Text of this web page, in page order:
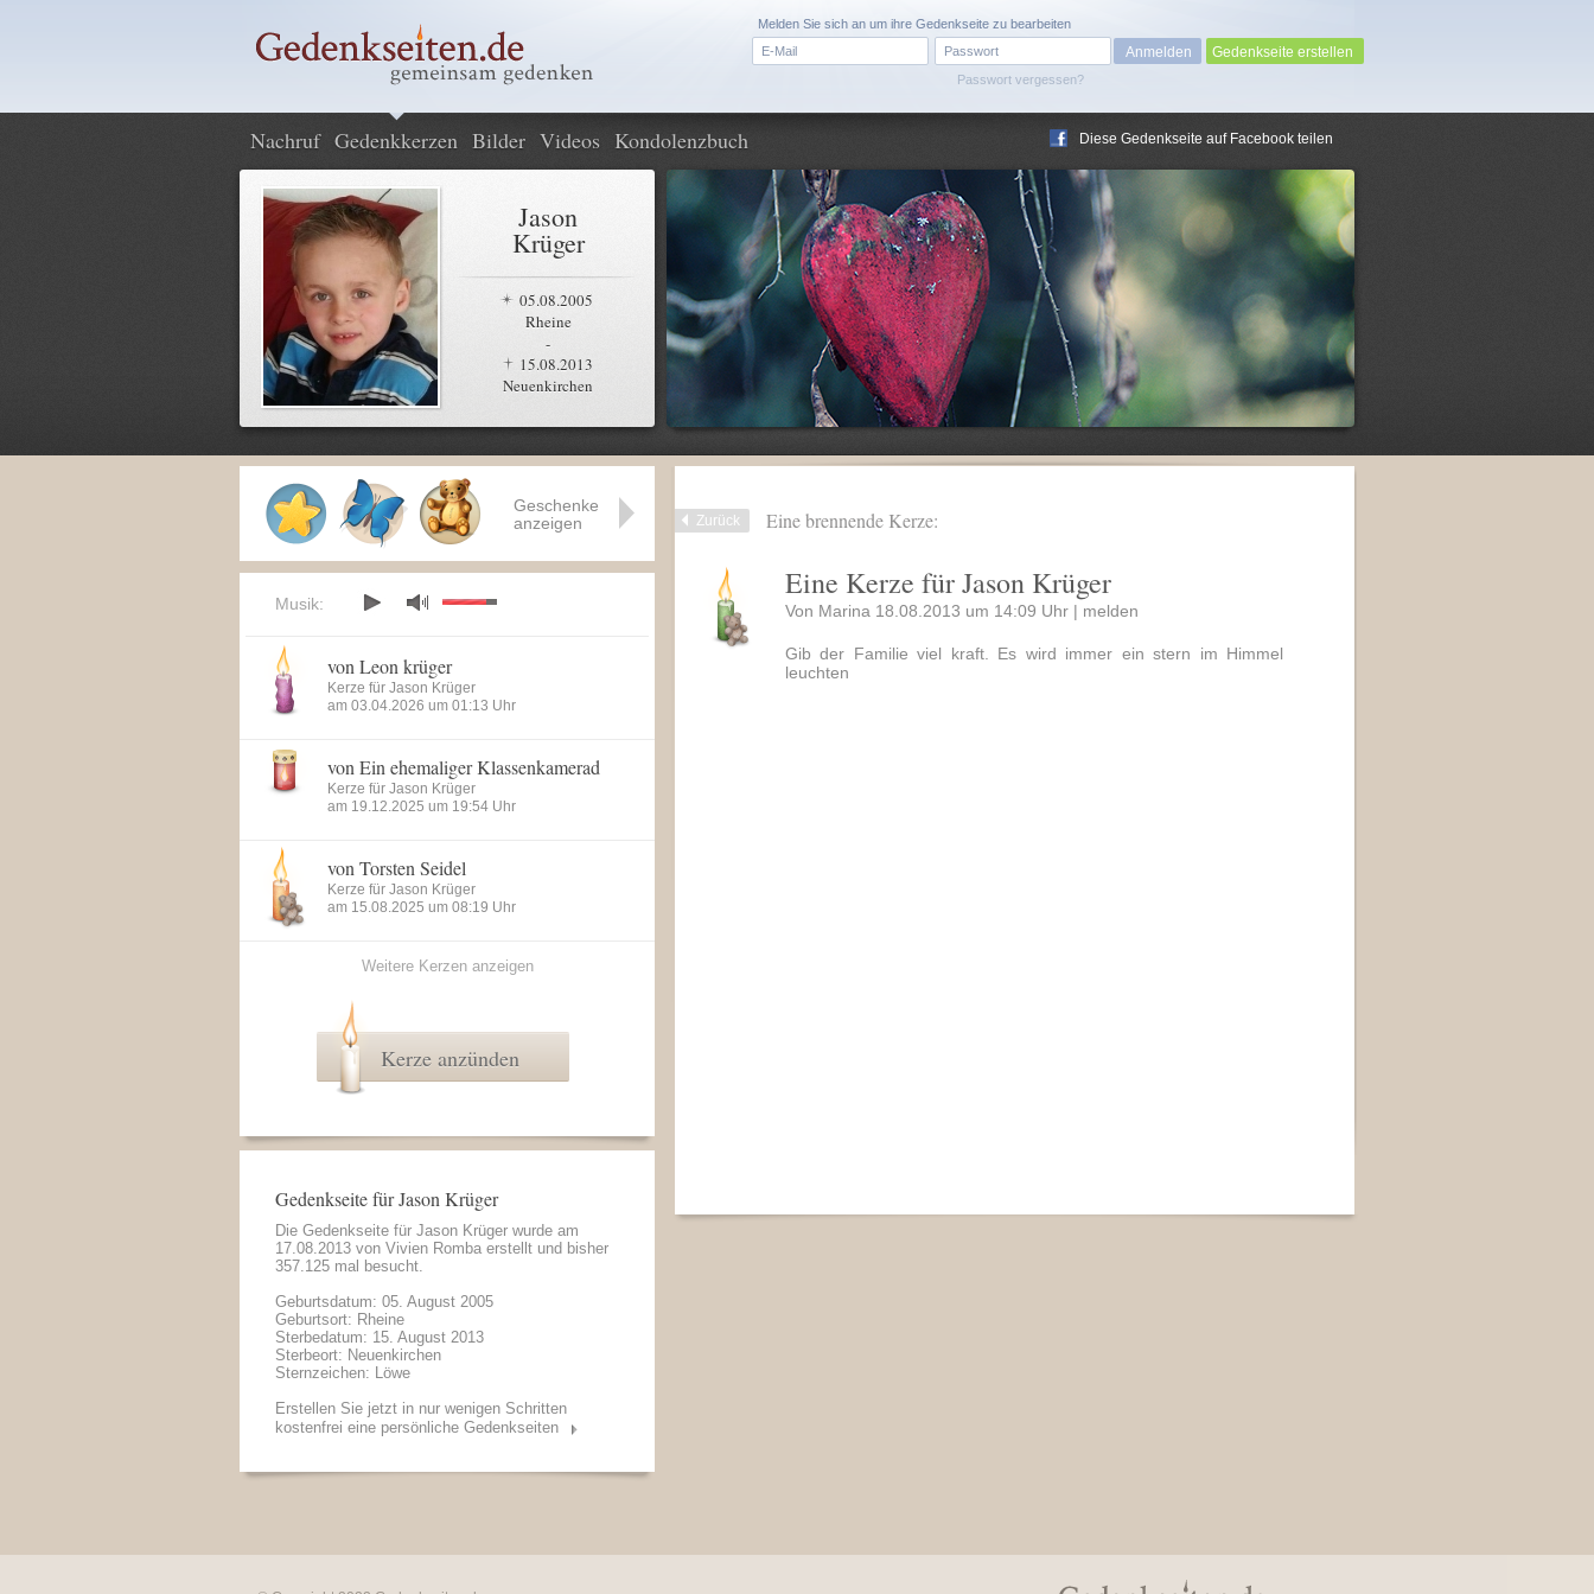
Passwort vergessen?
Melden Sie sich an um ihre Gedenkseite zu bearbeiten
Gedenkseite erstellen
Nachruf Gedenkkerzen Bilder Videos Kondolenzbuch Diese Gedenkseite auf Facebook teilen
Jason
Krüger
05.08.2005
Rheine
-
15.08.2013
Neuenkirchen
Zurück Eine brennende Kerze:
Eine Kerze für Jason Krüger
Von Marina 18.08.2013 um 14:09 Uhr | melden
Gib der Familie viel kraft. Es wird immer ein stern im Himmel
leuchten
Geschenke
anzeigen
Musik:
von Leon krüger
Kerze für Jason Krüger
am 03.04.2026 um 01:13 Uhr
von Ein ehemaliger Klassenkamerad
Kerze für Jason Krüger
am 19.12.2025 um 19:54 Uhr
von Torsten Seidel
Kerze für Jason Krüger
am 15.08.2025 um 08:19 Uhr
Weitere Kerzen anzeigen
Kerze anzünden
Gedenkseite für Jason Krüger
Die Gedenkseite für Jason Krüger wurde am
17.08.2013 von Vivien Romba erstellt und bisher
357.125 mal besucht.
Geburtsdatum: 05. August 2005
Geburtsort: Rheine
Sterbedatum: 15. August 2013
Sterbeort: Neuenkirchen
Sternzeichen: Löwe
Erstellen Sie jetzt in nur wenigen Schritten
kostenfrei eine persönliche Gedenkseiten